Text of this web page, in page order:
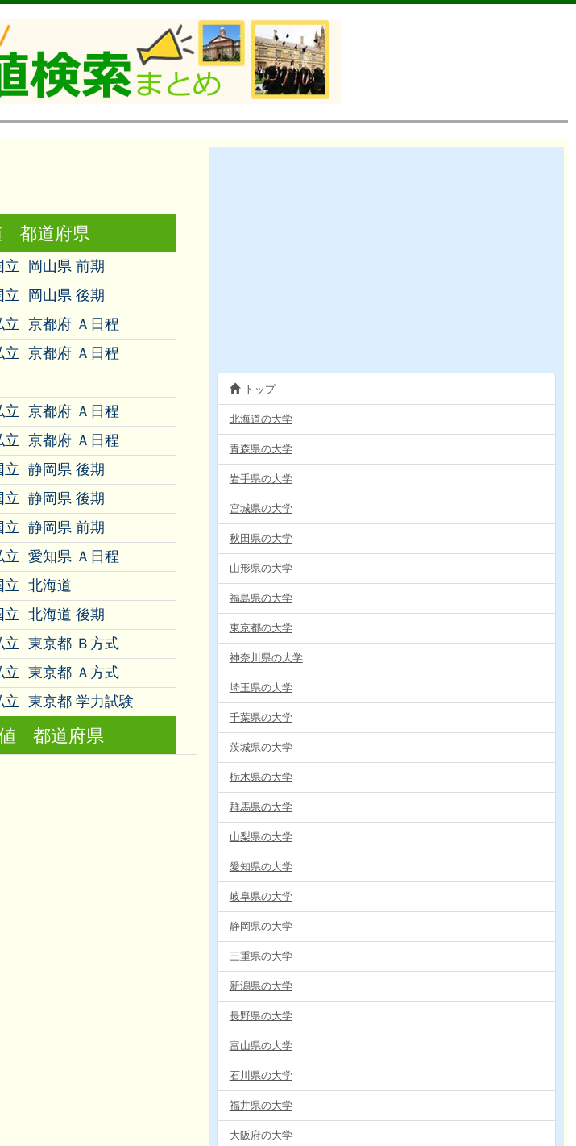
都道府県
立
岡山県 前期
立
岡山県 後期
立 京都府 Ａ日程
立 京都府 Ａ日程
立 京都府 Ａ日程
立 京都府 Ａ日程
立 静岡県 後期
立 静岡県 後期
立 静岡県 前期
立 愛知県 Ａ日程
立 北海道
立 北海道 後期
立 東京都 Ｂ方式
立 東京都 Ａ方式
立 東京都 学力試験
都道府県
トップ
北海道の大学
青森県の大学
岩手県の大学
宮城県の大学
秋田県の大学
山形県の大学
福島県の大学
東京都の大学
神奈川県の大学
埼玉県の大学
千葉県の大学
茨城県の大学
栃木県の大学
群馬県の大学
山梨県の大学
愛知県の大学
岐阜県の大学
静岡県の大学
三重県の大学
新潟県の大学
長野県の大学
富山県の大学
石川県の大学
福井県の大学
大阪府の大学